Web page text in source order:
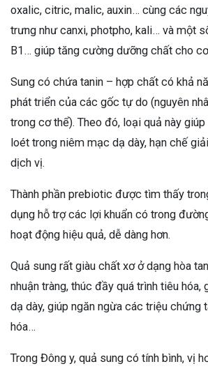
oxalic, citric, malic, auxin… cùng các
trưng như canxi, photpho, kali… và một
B1… giúp tăng cường dưỡng chất cho
Sung có chứa tanin – hợp chất có khả
phát triển của các gốc tự do (nguyên
trong cơ thể). Theo đó, loại quả này
loét trong niêm mạc dạ dày, hạn chế
dịch vị.
Thành phần prebiotic được tìm thấy
dụng hỗ trợ các lợi khuẩn có trong
hoạt động hiệu quả, dễ dàng hơn.
Quả sung rất giàu chất xơ ở dạng hòa
nhuận tràng, thúc đầy quá trình tiêu hóa,
dạ dày, giúp ngăn ngừa các triệu chứng
hóa…
Trong Đông y, quả sung có tính bình, vị